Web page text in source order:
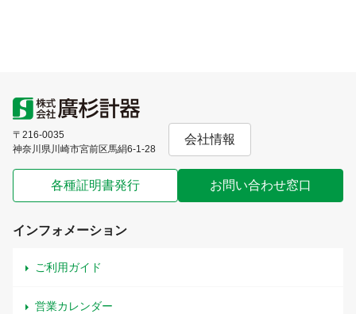
〒216-0035
神奈川県川崎市宮前区馬絹6-1-28
会社情報
各種証明書発行 お問い合わせ窓口
インフォメーション
ご利用ガイド
営業カレンダー